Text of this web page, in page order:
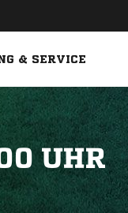
& SERVICE
